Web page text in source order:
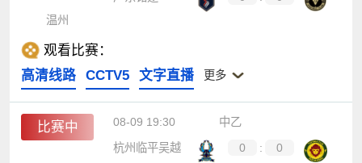
温州
观看比赛：
高清线路
CCTV5 文字直播 更多
比赛中 08-09 19:30
中乙
杭州临平吴越
0 :
0